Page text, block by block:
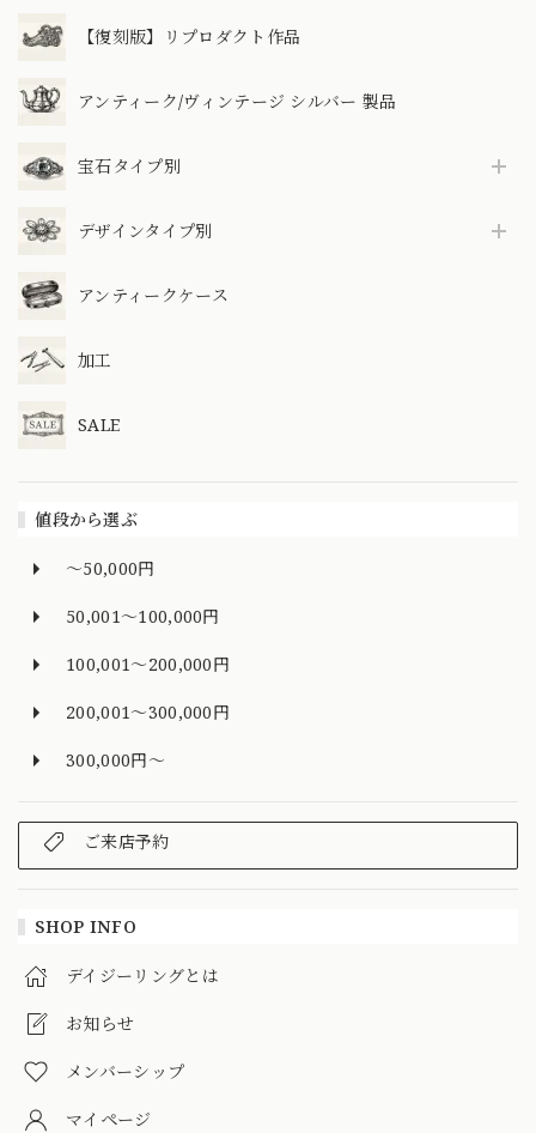
【復刻版】リプロダクト作品
アンティーク/ヴィンテージ シルバー 製品
宝石タイプ別
デザインタイプ別
アンティークケース
加工
SALE
値段から選ぶ
～50,000円
50,001～100,000円
100,001～200,000円
200,001～300,000円
300,000円～
ご来店予約
SHOP INFO
デイジーリングとは
お知らせ
メンバーシップ
マイページ